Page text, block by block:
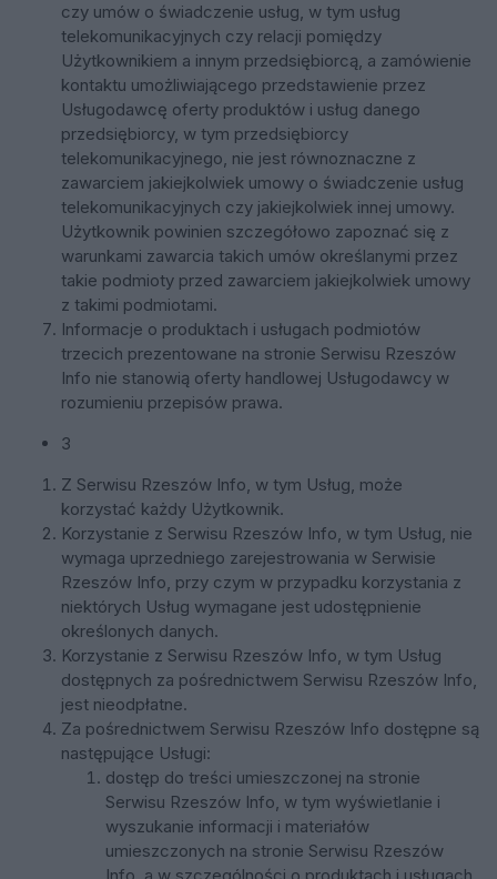
czy umów o świadczenie usług, w tym usług
telekomunikacyjnych czy relacji pomiędzy
Użytkownikiem a innym przedsiębiorcą, a zamówienie
kontaktu umożliwiającego przedstawienie przez
Usługodawcę oferty produktów i usług danego
przedsiębiorcy, w tym przedsiębiorcy
telekomunikacyjnego, nie jest równoznaczne z
zawarciem jakiejkolwiek umowy o świadczenie usług
telekomunikacyjnych czy jakiejkolwiek innej umowy.
Użytkownik powinien szczegółowo zapoznać się z
warunkami zawarcia takich umów określanymi przez
takie podmioty przed zawarciem jakiejkolwiek umowy
z takimi podmiotami.
Informacje o produktach i usługach podmiotów
trzecich prezentowane na stronie Serwisu Rzeszów
Info nie stanowią oferty handlowej Usługodawcy w
rozumieniu przepisów prawa.
3
Z Serwisu Rzeszów Info, w tym Usług, może
korzystać każdy Użytkownik.
Korzystanie z Serwisu Rzeszów Info, w tym Usług, nie
wymaga uprzedniego zarejestrowania w Serwisie
Rzeszów Info, przy czym w przypadku korzystania z
niektórych Usług wymagane jest udostępnienie
określonych danych.
Korzystanie z Serwisu Rzeszów Info, w tym Usług
dostępnych za pośrednictwem Serwisu Rzeszów Info,
jest nieodpłatne.
Za pośrednictwem Serwisu Rzeszów Info dostępne są
następujące Usługi:
dostęp do treści umieszczonej na stronie
Serwisu Rzeszów Info, w tym wyświetlanie i
wyszukanie informacji i materiałów
umieszczonych na stronie Serwisu Rzeszów